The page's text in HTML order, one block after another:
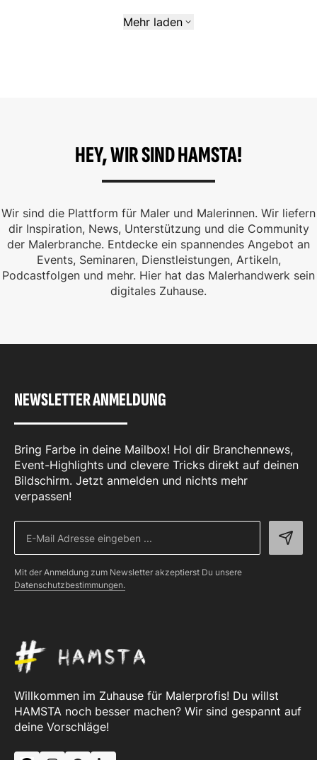
Mehr laden
HEY, WIR SIND HAMSTA!
Wir sind die Plattform für Maler und Malerinnen. Wir liefern
dir Inspiration, News, Unterstützung und die Community
der Malerbranche. Entdecke ein spannendes Angebot an
Events, Seminaren, Dienstleistungen, Artikeln,
Podcastfolgen und mehr. Hier hat das Malerhandwerk sein
digitales Zuhause.
NEWSLETTER ANMELDUNG
Bring Farbe in deine Mailbox! Hol dir Branchennews,
Event-Highlights und clevere Tricks direkt auf deinen
Bildschirm. Jetzt anmelden und nichts mehr
verpassen!
Mit der Anmeldung zum Newsletter akzeptierst Du unsere
Datenschutzbestimmungen.
Willkommen im Zuhause für Malerprofis! Du willst
HAMSTA noch besser machen? Wir sind gespannt auf
deine Vorschläge!